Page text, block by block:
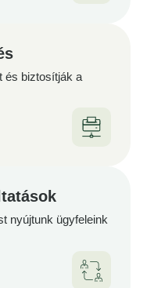
és biztosítják a
nyújtunk ügyfeleink